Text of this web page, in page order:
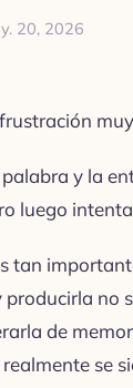
20, 2026
y la
luego
tan
producirla no
de
se